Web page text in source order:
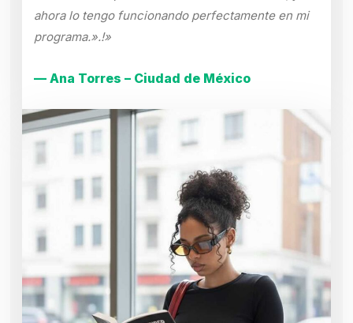
ahora lo tengo funcionando perfectamente en mi
programa.».!»
— Ana Torres – Ciudad de México